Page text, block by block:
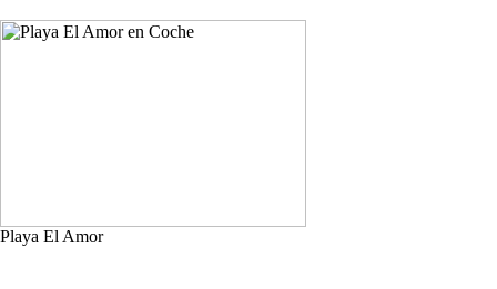
Playa El Amor